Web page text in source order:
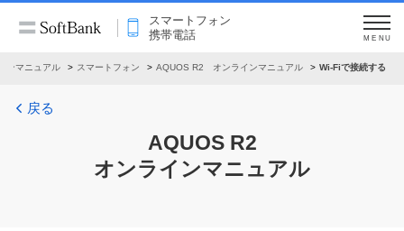
スマートフォン
携帯電話
MENU
ンマニュアル スマートフォン AQUOS R2 オンラインマニュアル Wi-Fiで接続する
戻る
AQUOS R2
オンラインマニュアル